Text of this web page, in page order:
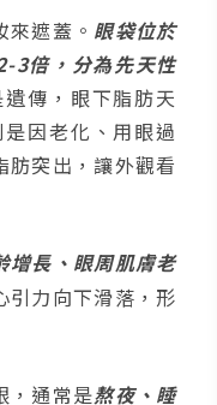
遮蓋。 眼袋位於
3倍，分為先天性
傳，眼下脂肪天
因老化、用眼過
肪突出，讓外觀看
增長、眼周肌膚老
引力向下滑落，形
，通常是熬夜、睡